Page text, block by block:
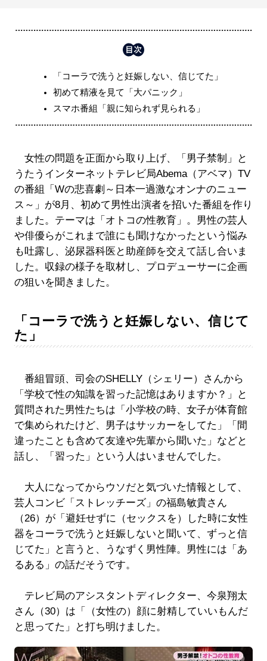
「コーラで洗うと妊娠しない、信じてた」
初めて精液を見て「大パニック」
スマホ番組「親に知られず見られる」
女性の問題を正面から取り上げ、「男子禁制」と
うたうインターネットテレビ局Abema（アベマ）TV
の番組「Wの悲喜劇～日本一過激なオンナのニュー
ス～」が8月、初めて男性出演者を招いた番組を作り
ました。テーマは「オトコの性教育」。男性の芸人
や俳優らがこれまで誰にも聞けなかったという悩み
も吐露し、泌尿器科医と助産師を交えて話し合いま
した。収録の様子を取材し、プロデューサーに企画
の狙いを聞きました。
「コーラで洗うと妊娠しない、信じて
た」
番組冒頭、司会のSHELLY（シェリー）さんから
「学校で性の知識を習った記憶はありますか？」と
質問された男性たちは「小学校の時、女子が体育館
で集められたけど、男子はサッカーをしてた」「間
違ったことも含めて友達や先輩から聞いた」などと
話し、「習った」という人はいませんでした。
大人になってからウソだと気づいた情報として、
芸人コンビ「ストレッチーズ」の福島敏貴さん
（26）が「避妊せずに（セックスを）した時に女性
器をコーラで洗うと妊娠しないと聞いて、ずっと信
じてた」と言うと、うなずく男性陣。男性には「あ
るある」の話だそうです。
テレビ局のアシスタントディレクター、今泉翔太
さん（30）は「（女性の）顔に射精していいもんだ
と思ってた」と打ち明けました。